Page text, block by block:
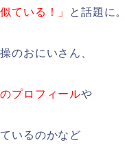
ている！」 と話題に。
のおにいさん、
プロフィールや
いるのかなど